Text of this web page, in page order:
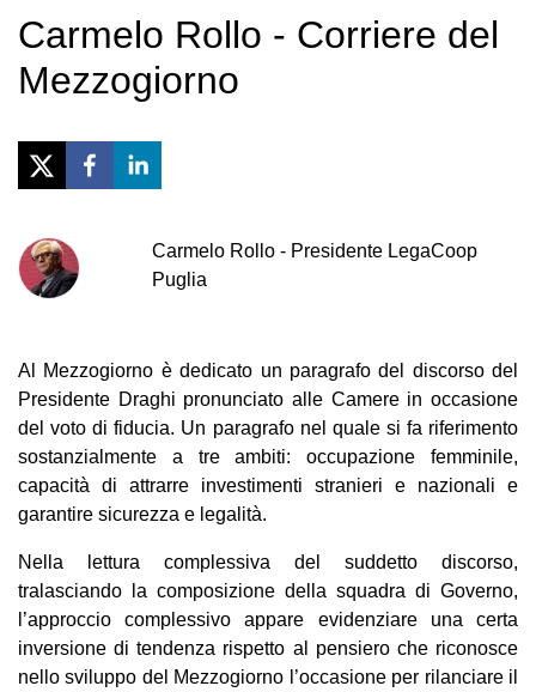
Carmelo Rollo - Corriere del
Mezzogiorno
Carmelo Rollo - Presidente LegaCoop
Puglia
Al Mezzogiorno è dedicato un paragrafo del discorso del
Presidente Draghi pronunciato alle Camere in occasione
del voto di fiducia. Un paragrafo nel quale si fa riferimento
sostanzialmente a tre ambiti: occupazione femminile,
capacità di attrarre investimenti stranieri e nazionali e
garantire sicurezza e legalità.
Nella lettura complessiva del suddetto discorso,
tralasciando la composizione della squadra di Governo,
l’approccio complessivo appare evidenziare una certa
inversione di tendenza rispetto al pensiero che riconosce
nello sviluppo del Mezzogiorno l’occasione per rilanciare il